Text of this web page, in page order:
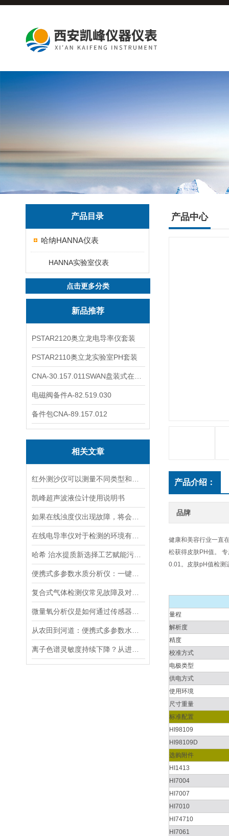
产品目录
哈纳HANNA仪表
HANNA实验室仪表
点击更多分类
新品推荐
PSTAR2120奥立龙电导率仪套装
PSTAR2110奥立龙实验室PH套装
电磁阀备件A-82.519.030
备件包CNA-89.157.012
相关文章
凯峰超声波液位计使用说明书
产品中心
产品介绍：
品牌
健康和美容行业一直
松获得皮肤PH值。
0.01。皮肤pH值检测
量程
解析度
精度
校准方式
电极类型
供电方式
使用环境
尺寸重量
标准配置
HI98109
HI98109D
选购附件
HI1413
HI7004
HI7007
HI7010
HI74710
HI7061